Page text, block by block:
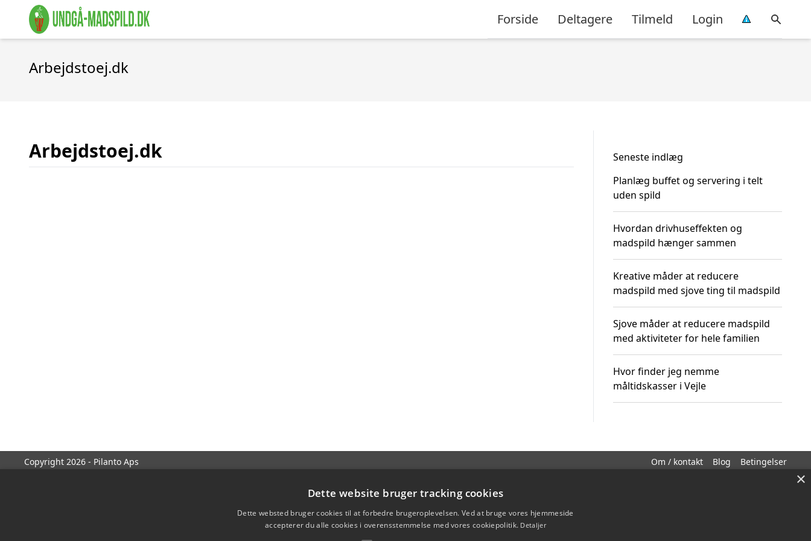
Forside Deltagere Tilmeld Login
Arbejdstoej.dk
Arbejdstoej.dk
Seneste indlæg
Planlæg buffet og servering i telt
uden spild
Hvordan drivhuseffekten og
madspild hænger sammen
Kreative måder at reducere
madspild med sjove ting til madspild
Sjove måder at reducere madspild
med aktiviteter for hele familien
Hvor finder jeg nemme
måltidskasser i Vejle
Copyright 2026 - Pilanto Aps Om / kontakt Blog Betingelser
×
Dette website bruger tracking cookies
Dette websted bruger cookies til at forbedre brugeroplevelsen. Ved at bruge vores hjemmeside
accepterer du alle cookies i overensstemmelse med vores cookiepolitik. Detaljer